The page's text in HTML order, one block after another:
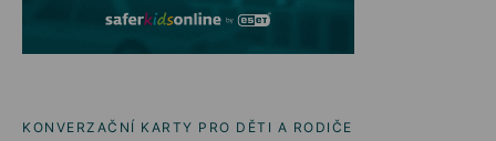
KONVERZAČNÍ KARTY PRO DĚTI A RODIČE